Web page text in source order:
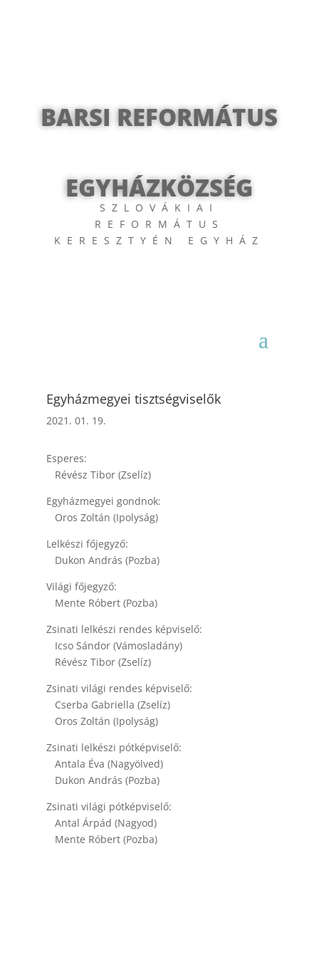
BARSI REFORMÁTUS
EGYHÁZKÖZSÉG
SZLOVÁKIAI
REFORMÁTUS
KERESZTYÉN EGYHÁZ
Egyházmegyei tisztségviselők
2021. 01. 19.
Esperes:
Révész Tibor (Zselíz)
Egyházmegyei gondnok:
Oros Zoltán (Ipolyság)
Lelkészi főjegyző:
Dukon András (Pozba)
Világi főjegyző:
Mente Róbert (Pozba)
Zsinati lelkészi rendes képviselő:
Icso Sándor (Vámosladány)
Révész Tibor (Zselíz)
Zsinati világi rendes képviselő:
Cserba Gabriella (Zselíz)
Oros Zoltán (Ipolyság)
Zsinati lelkészi pótképviselő:
Antala Éva (Nagyölved)
Dukon András (Pozba)
Zsinati világi pótképviselő:
Antal Árpád (Nagyod)
Mente Róbert (Pozba)